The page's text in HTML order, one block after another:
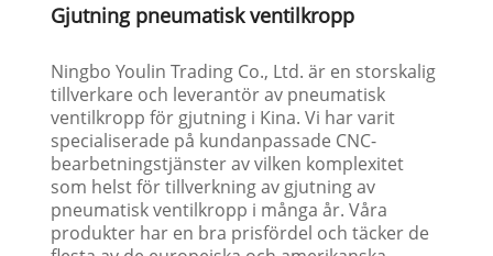
Gjutning pneumatisk ventilkropp
Ningbo Youlin Trading Co., Ltd. är en storskalig
tillverkare och leverantör av pneumatisk
ventilkropp för gjutning i Kina. Vi har varit
specialiserade på kundanpassade CNC-
bearbetningstjänster av vilken komplexitet
som helst för tillverkning av gjutning av
pneumatisk ventilkropp i många år. Våra
produkter har en bra prisfördel och täcker de